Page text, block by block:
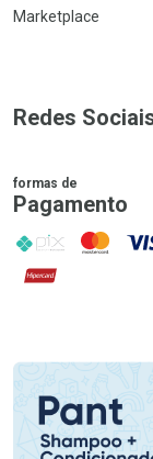
Marketplace
Redes
formas de
Pagamento
PIX
Hipercard